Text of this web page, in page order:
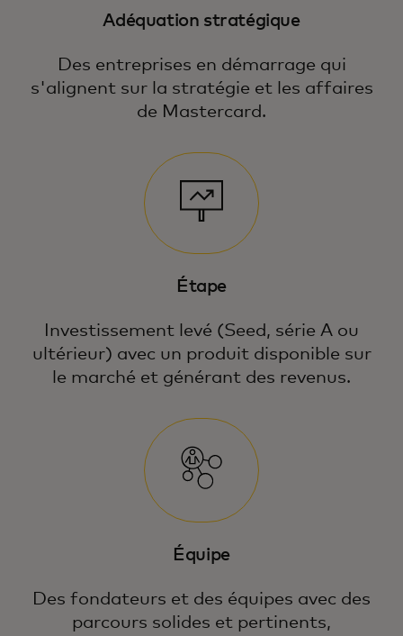
Adéquation stratégique
Des entreprises en démarrage qui
s'alignent sur la stratégie et les affaires
de Mastercard.
Étape
Investissement levé (Seed, série A ou
ultérieur) avec un produit disponible sur
le marché et générant des revenus.
Équipe
Des fondateurs et des équipes avec des
parcours solides et pertinents,